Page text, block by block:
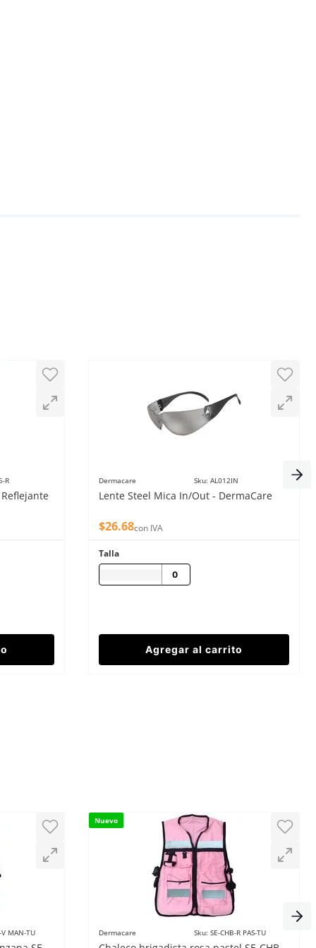
R Dermacare Sku: AL012IN
Lente Steel Mica In/Out - DermaCare
$26.68con IVA
Talla
Agregar al carrito
V MAN-TU
Nuevo
Dermacare Sku: SE-CHB-R PAS-TU